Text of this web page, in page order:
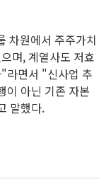
차원에서 주주가치
며, 계열사도 저효
라면서 "신사업 추
이 아닌 기존 자본
말했다.